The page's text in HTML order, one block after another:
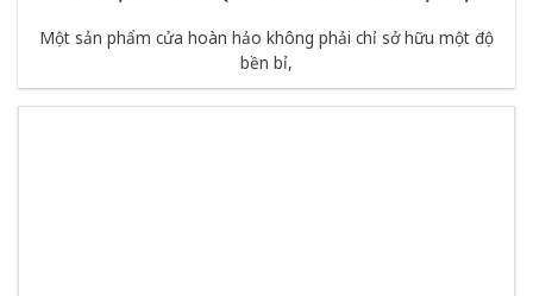
Một sản phẩm cửa hoàn hảo không phải chỉ sở hữu một độ
bền bỉ,